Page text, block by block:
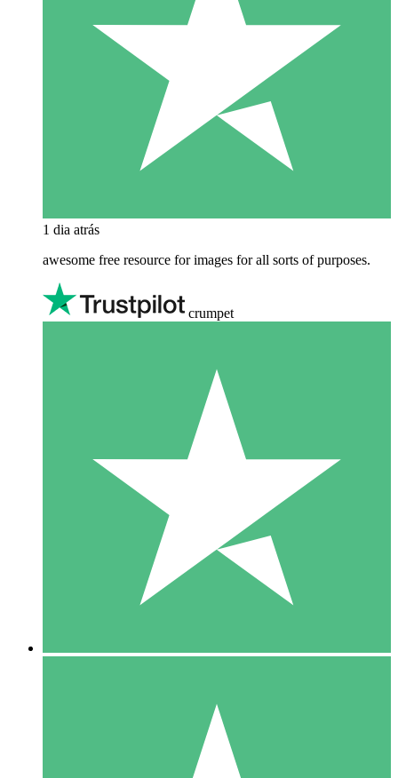
1 dia atrás
awesome free resource for images for all sorts of purposes.
crumpet